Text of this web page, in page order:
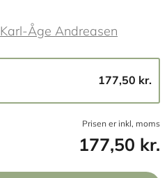
Karl-Åge Andreasen
177,50 kr.
Prisen er inkl, moms
177,50 kr.